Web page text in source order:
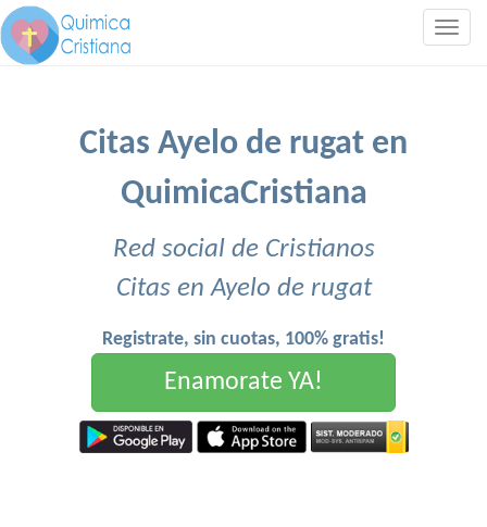
Citas Ayelo de rugat en
QuimicaCristiana
Red social de Cristianos
Citas en Ayelo de rugat
Registrate, sin cuotas, 100% gratis!
Enamorate YA!